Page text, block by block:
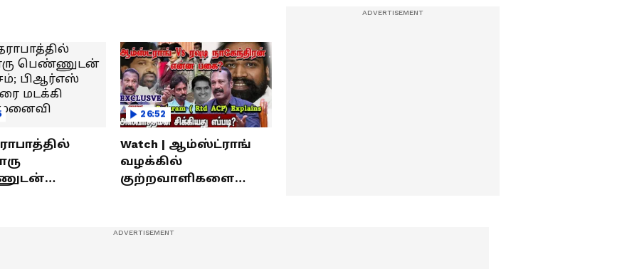
26:52
Watch | ஆம்ஸ்ட்ராங்
வழக்கில்
குற்றவாளிகளை
Rtd ACP Interview